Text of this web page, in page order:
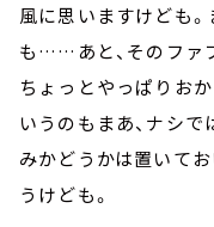
風に思いますけども
も……あと、そのファ
ちょっとやっぱりお
いうのもまあ、ナシ
みかどうかは置いて
うけども。